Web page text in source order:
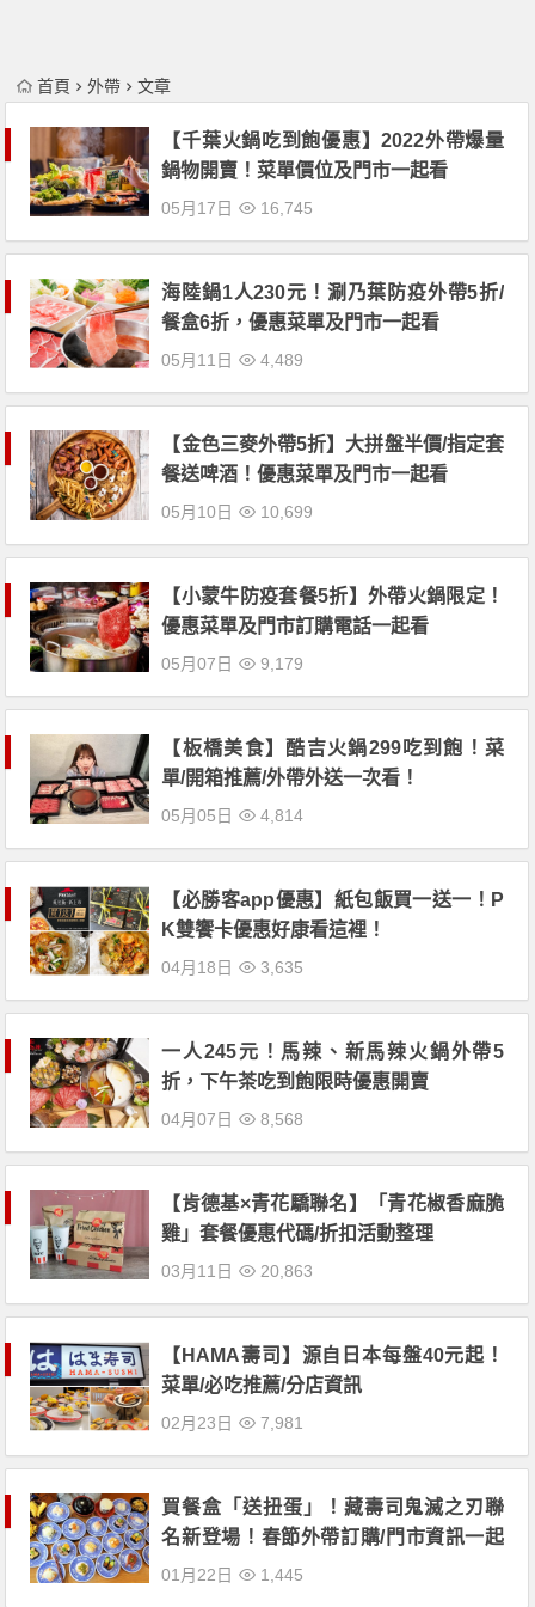
首頁 外帶 文章
【千葉火鍋吃到飽優惠】2022外帶爆量
鍋物開賣！菜單價位及門市一起看
05月17日 16,745
海陸鍋1人230元！涮乃葉防疫外帶5折/
餐盒6折，優惠菜單及門市一起看
05月11日 4,489
【金色三麥外帶5折】大拼盤半價/指定套
餐送啤酒！優惠菜單及門市一起看
05月10日 10,699
【小蒙牛防疫套餐5折】外帶火鍋限定！
優惠菜單及門市訂購電話一起看
05月07日 9,179
【板橋美食】酷吉火鍋299吃到飽！菜
單/開箱推薦/外帶外送一次看！
05月05日 4,814
【必勝客app優惠】紙包飯買一送一！P
K雙饗卡優惠好康看這裡！
04月18日 3,635
一人245元！馬辣、新馬辣火鍋外帶5
折，下午茶吃到飽限時優惠開賣
04月07日 8,568
【肯德基×青花驕聯名】「青花椒香麻脆
雞」套餐優惠代碼/折扣活動整理
03月11日 20,863
【HAMA壽司】源自日本每盤40元起！
菜單/必吃推薦/分店資訊
02月23日 7,981
買餐盒「送扭蛋」！藏壽司鬼滅之刃聯
名新登場！春節外帶訂購/門市資訊一起
看
01月22日 1,445